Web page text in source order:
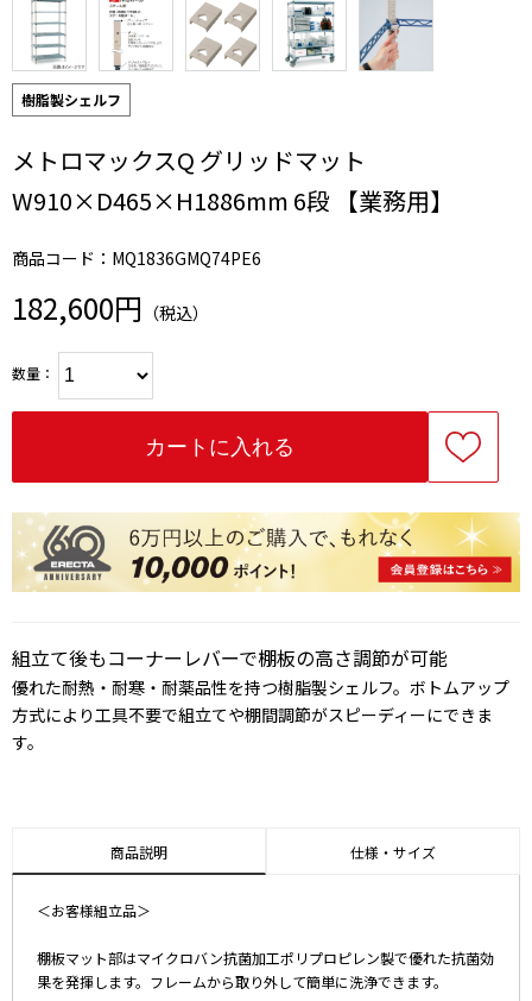
樹脂製シェルフ
メトロマックスQ グリッドマット
W910×D465×H1886mm 6段 【業務用】
商品コード：MQ1836GMQ74PE6
182,600円 （税込）
数量：
組立て後もコーナーレバーで棚板の高さ調節が可能
優れた耐熱・耐寒・耐薬品性を持つ樹脂製シェルフ。ボトムアップ
方式により工具不要で組立てや棚間調節がスピーディーにできま
す。
商品説明 仕様・サイズ
＜お客様組立品＞
棚板マット部はマイクロバン抗菌加工ポリプロピレン製で優れた抗菌効
果を発揮します。フレームから取り外して簡単に洗浄できます。